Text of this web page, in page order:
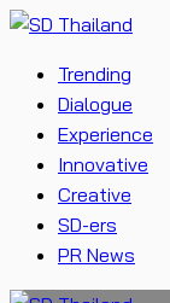
Trending
Dialogue
Experience
Innovative
Creative
SD-ers
PR News